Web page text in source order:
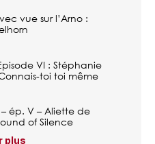
vue sur l’Arno :
VI : Stéphanie
toi toi même
– ép. V – Aliette de
of Silence
plus